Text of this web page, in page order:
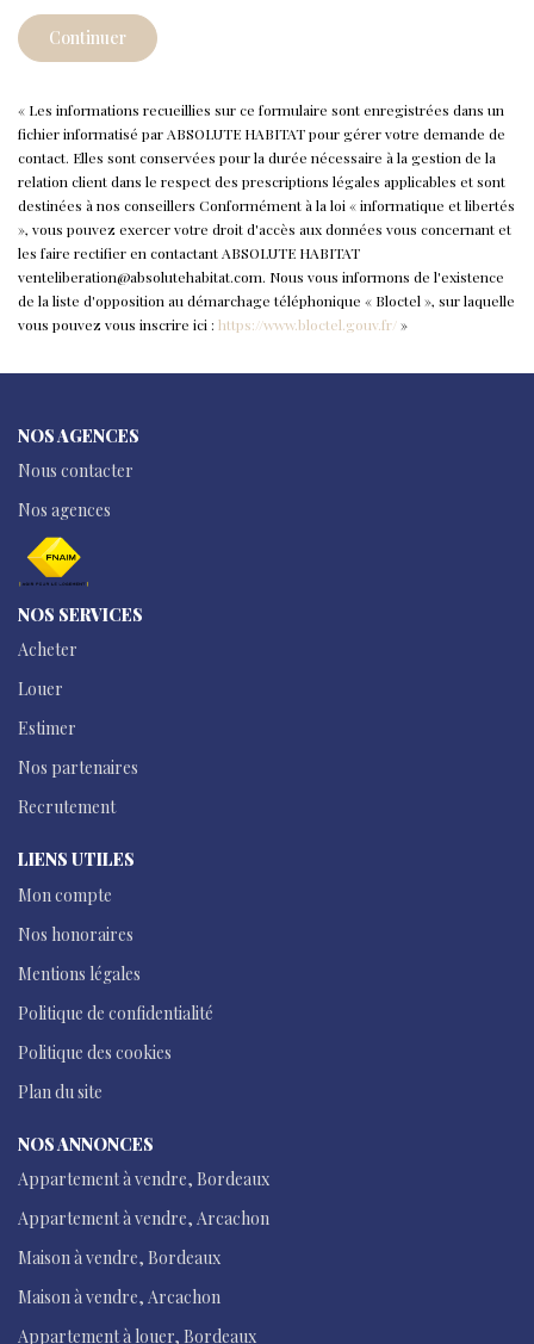
Continuer
« Les informations recueillies sur ce formulaire sont enregistrées dans un
fichier informatisé par ABSOLUTE HABITAT pour gérer votre demande de
contact. Elles sont conservées pour la durée nécessaire à la gestion de la
relation client dans le respect des prescriptions légales applicables et sont
destinées à nos conseillers Conformément à la loi « informatique et libertés
», vous pouvez exercer votre droit d'accès aux données vous concernant et
les faire rectifier en contactant ABSOLUTE HABITAT
venteliberation@absolutehabitat.com. Nous vous informons de l'existence
de la liste d'opposition au démarchage téléphonique « Bloctel », sur laquelle
vous pouvez vous inscrire ici : https://www.bloctel.gouv.fr/»
NOS AGENCES
Nous contacter
Nos agences
NOS SERVICES
Acheter
Louer
Estimer
Nos partenaires
Recrutement
LIENS UTILES
Mon compte
Nos honoraires
Mentions légales
Politique de confidentialité
Politique des cookies
Plan du site
NOS ANNONCES
Appartement à vendre, Bordeaux
Appartement à vendre, Arcachon
Maison à vendre, Bordeaux
Maison à vendre, Arcachon
Appartement à louer, Bordeaux